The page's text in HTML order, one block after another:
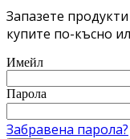
Запазете
купите по-късно
Имейл
Парола
Забравена парола?